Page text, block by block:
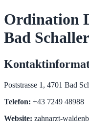
Ordination
Bad
Poststrasse 1, 4701 Bad
Telefon: +43 7249 48988
Website: zahnarzt-